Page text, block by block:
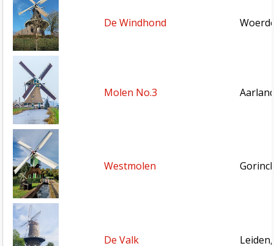
De Windhond
Molen No.3
Westmolen
De Valk